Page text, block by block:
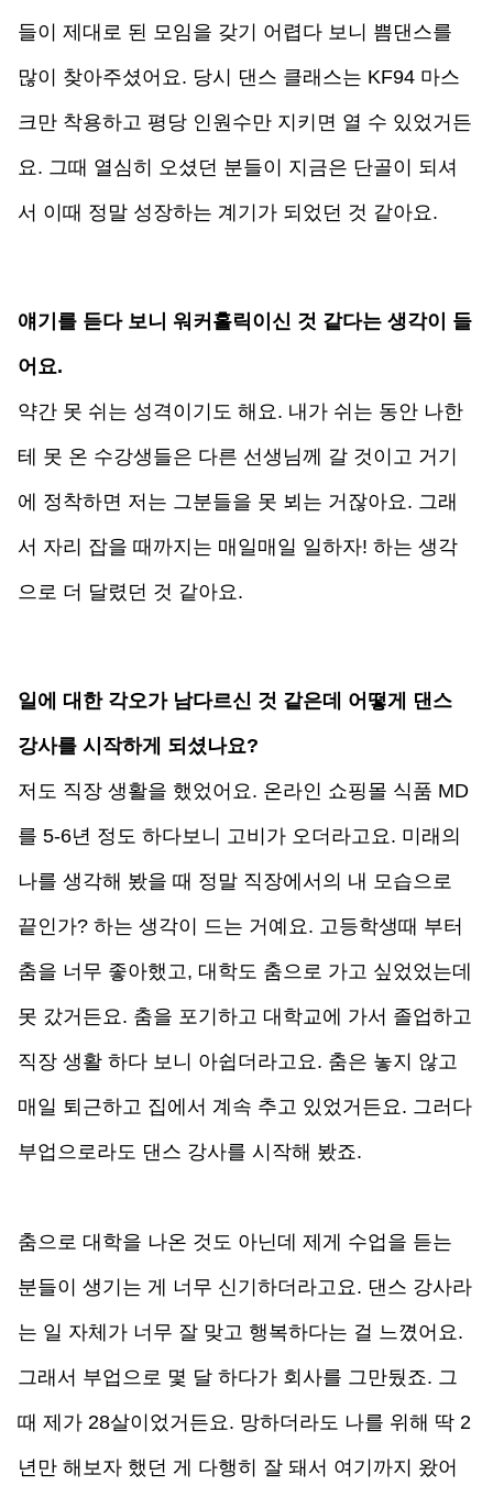
들이 제대로 된 모임을 갖기 어렵다 보니 쁨댄스를
많이 찾아주셨어요. 당시 댄스 클래스는 KF94 마스
크만 착용하고 평당 인원수만 지키면 열 수 있었거든
요. 그때 열심히 오셨던 분들이 지금은 단골이 되셔
서 이때 정말 성장하는 계기가 되었던 것 같아요.
얘기를 듣다 보니 워커홀릭이신 것 같다는 생각이 들
어요.
약간 못 쉬는 성격이기도 해요. 내가 쉬는 동안 나한
테 못 온 수강생들은 다른 선생님께 갈 것이고 거기
에 정착하면 저는 그분들을 못 뵈는 거잖아요. 그래
서 자리 잡을 때까지는 매일매일 일하자! 하는 생각
으로 더 달렸던 것 같아요.
일에 대한 각오가 남다르신 것 같은데 어떻게 댄스
강사를 시작하게 되셨나요?
저도 직장 생활을 했었어요. 온라인 쇼핑몰 식품 MD
를 5-6년 정도 하다보니 고비가 오더라고요. 미래의
나를 생각해 봤을 때 정말 직장에서의 내 모습으로
끝인가? 하는 생각이 드는 거예요. 고등학생때 부터
춤을 너무 좋아했고, 대학도 춤으로 가고 싶었었는데
못 갔거든요. 춤을 포기하고 대학교에 가서 졸업하고
직장 생활 하다 보니 아쉽더라고요. 춤은 놓지 않고
매일 퇴근하고 집에서 계속 추고 있었거든요. 그러다
부업으로라도 댄스 강사를 시작해 봤죠.
춤으로 대학을 나온 것도 아닌데 제게 수업을 듣는
분들이 생기는 게 너무 신기하더라고요. 댄스 강사라
는 일 자체가 너무 잘 맞고 행복하다는 걸 느꼈어요.
그래서 부업으로 몇 달 하다가 회사를 그만뒀죠. 그
때 제가 28살이었거든요. 망하더라도 나를 위해 딱 2
년만 해보자 했던 게 다행히 잘 돼서 여기까지 왔어